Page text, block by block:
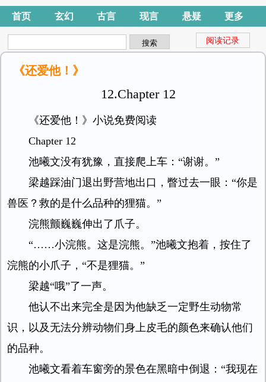
首页 玄幻 古言 现言 悬疑 更多
阅读记录
《还爱他！》
12.Chapter 12
《还爱他！》小说免费阅读
Chapter 12
池曦文没有犹豫，直接爬上车：“谢谢。”
梁越踩油门退出野营地出口，瞥过去一眼：“你是
兽医？救的是什么品种的狸猫。”
浣熊颤巍巍伸出了爪子。
“……小浣熊。这是浣熊。”池曦文抱着，按住了
浣熊的小爪子，“不是狸猫。”
梁越“哦”了一声。
他认不出来完全是因为他缺乏一定野生动物常
识，以及无法分辨动物们身上皮毛的颜色来确认他们
的品种。
池曦文看着车窗旁的景色在黑暗中倒退：“我现在